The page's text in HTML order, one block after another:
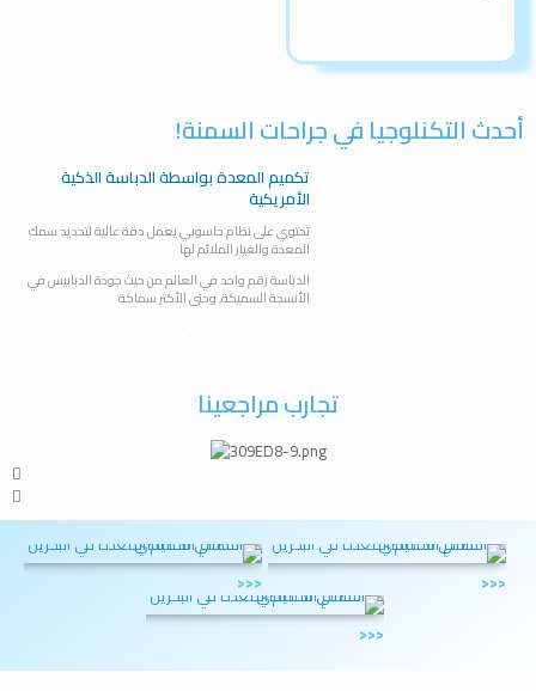
أحدث التكنلوجيا في جراحات السمنة!
تكميم المعدة بواسطة الدباسة الذكية
الأمريكية
تحتوي على نظام حاسوبي يعمل دقة عالية لتحديد سمك
المعدة والغيار الملائم لها
الدباسة رقم واحد في العالم من حيث جودة الدبابيس في
الأنسجة السميكة, وحتى الأكثر سماكة
تجارب مراجعينا
<<<
<<<
<<<